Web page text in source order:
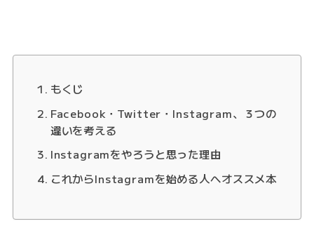
もくじ
Facebook・Twitter・Instagram、３つの
違いを考える
Instagramをやろうと思った理由
これからInstagramを始める人へオススメ本